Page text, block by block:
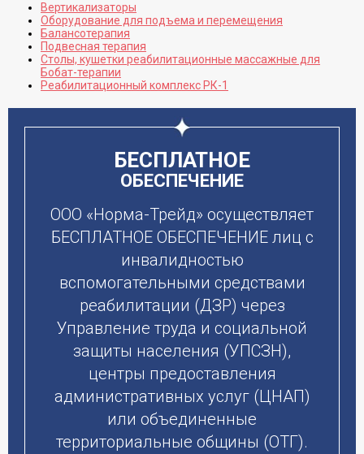
Вертикализаторы
Оборудование для подъема и перемещения
Балансотерапия
Подвесная терапия
Столы, кушетки реабилитационные массажные для
Бобат-терапии
Реабилитационный комплекс РК-1
БЕСПЛАТНОЕ
ОБЕСПЕЧЕНИЕ
ООО «Норма-Трейд» осуществляет
БЕСПЛАТНОЕ ОБЕСПЕЧЕНИЕ лиц с
инвалидностью
вспомогательными средствами
реабилитации (ДЗР) через
Управление труда и социальной
защиты населения (УПСЗН),
центры предоставления
административных услуг (ЦНАП)
или объединенные
территориальные общины (ОТГ).